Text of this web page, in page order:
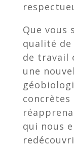
Que vous
qualité
de travail
une
concrètes
qui nous